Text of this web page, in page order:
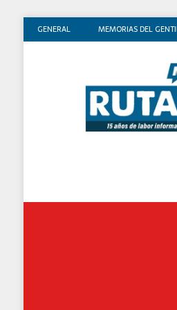
GENERAL MEMORIAS DEL